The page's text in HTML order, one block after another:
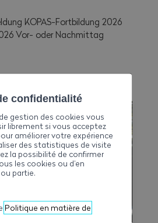
KOPAS-Fortbildung 2026
Vor- oder Nachmittag
confidentialité
gestion des cookies vous
librement si vous acceptez
améliorer votre expérience
des statistiques de visite
la possibilité de confirmer
les cookies ou d’en
partie.
Politique en matière de